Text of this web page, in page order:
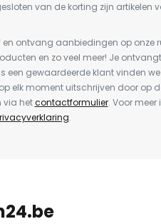
van de korting zijn artikelen
en ontvang aanbiedingen op onze
en zo veel meer! Je
een gewaardeerde klant vinden
elk moment uitschrijven door op
via hetcontactformulier. Voor meer
.